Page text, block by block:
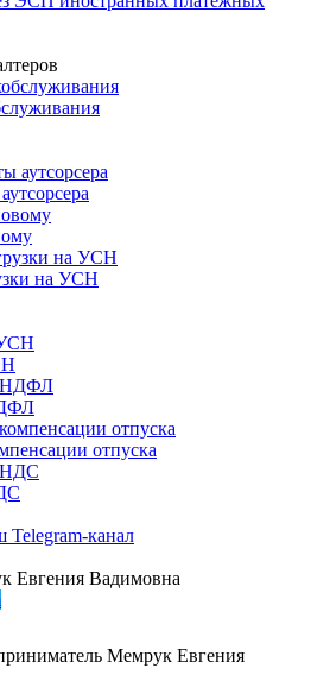
на УСН
отпуска
Telegram-канал
Евгения Вадимовна
Мемрук Евгения